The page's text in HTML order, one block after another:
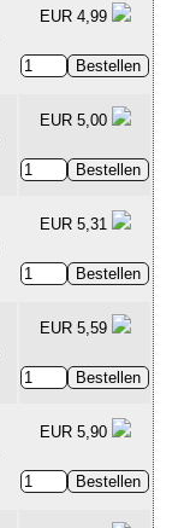
EUR 4,99
EUR 5,00
EUR 5,31
EUR 5,59
EUR 5,90